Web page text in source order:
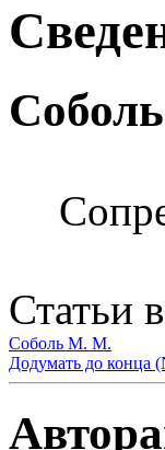
Статьи
Соболь М. М.
Додумать до конца